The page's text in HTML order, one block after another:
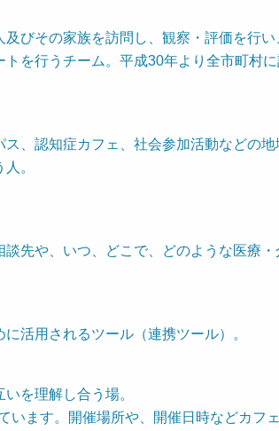
びその家族を訪問し、観察・評価を行い
を行うチーム。平成30年より全市町村に
、認知症カフェ、社会参加活動などの地
。
先や、いつ、どこで、どのような医療・
活用されるツール（連携ツール）。
を理解し合う場。
ます。開催場所や、開催日時などカフ